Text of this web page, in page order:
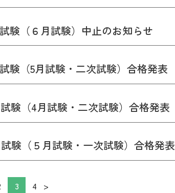
験（６月試験）中止のお知らせ
験（5月試験・二次試験）合格発表
験（4月試験・二次試験）合格発表
験（５月試験・一次試験）合格発表
3 4 >